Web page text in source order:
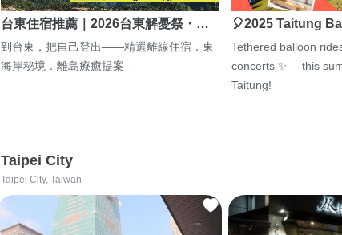
台東住宿推薦｜2026台東解憂祭・…
到台東，把自己登出——精選離線住宿．東
海岸秘境．離島療癒提案
🎈2025 Taitung
Tethered balloon
concerts ✨— this
Taitung!
Taipei City
Taipei City, Taiwan